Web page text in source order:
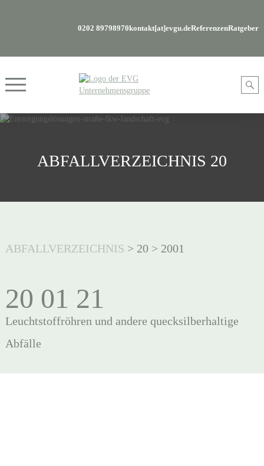
0202 89798970kontakt[at]evgu.deReferenzenRatgeber
ABFALLVERZEICHNIS 20
ABFALLVERZEICHNIS > 20> 2001
20 01 21
Leuchtstoffröhren und andere quecksilberhaltige
Abfälle